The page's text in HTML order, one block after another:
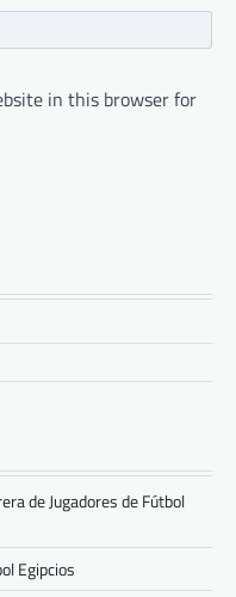
in this browser for
de Jugadores de Fútbol
Egipcios